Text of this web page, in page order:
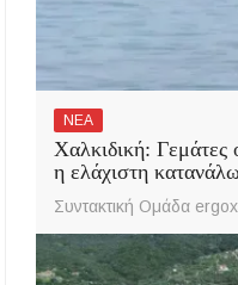
ΝΕΑ
Χαλκιδική:
η ελάχιστη
Συντακτική Ομάδα